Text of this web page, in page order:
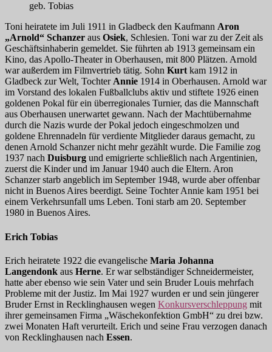
geb. Tobias
Toni heiratete im Juli 1911 in Gladbeck den Kaufmann Aron
„Arnold“ Schanzer aus Osiek, Schlesien. Toni war zu der Zeit als
Geschäftsinhaberin gemeldet. Sie führten ab 1913 gemeinsam ein
Kino, das Apollo-Theater in Oberhausen, mit 800 Plätzen. Arnold
war außerdem im Filmvertrieb tätig. Sohn Kurtkam 1912 in
Gladbeck zur Welt, TochterAnnie 1914 in Oberhausen. Arnold war
im Vorstand des lokalen Fußballclubs aktiv und stiftete 1926 einen
goldenen Pokal für ein überregionales Turnier, das die Mannschaft
aus Oberhausen unerwartet gewann. Nach der Machtübernahme
durch die Nazis wurde der Pokal jedoch eingeschmolzen und
goldene Ehrennadeln für verdiente Mitglieder daraus gemacht, zu
denen Arnold Schanzer nicht mehr gezählt wurde. Die Familie zog
1937 nach Duisburg und emigrierte schließlich nach Argentinien,
zuerst die Kinder und im Januar 1940 auch die Eltern. Aron
Schanzer starb angeblich im September 1948, wurde aber offenbar
nicht in Buenos Aires beerdigt. Seine Tochter Annie kam 1951 bei
einem Verkehrsunfall ums Leben. Toni starb am 20. September
1980 in Buenos Aires.
Erich Tobias
Erich heiratete 1922 die evangelische Maria Johanna
Langendonk aus Herne. Er war selbständiger Schneidermeister,
hatte aber ebenso wie sein Vater und sein Bruder Louis mehrfach
Probleme mit der Justiz. Im Mai 1927 wurden er und sein jüngerer
Bruder Ernst in Recklinghausen wegen Konkursverschleppung mit
ihrer gemeinsamen Firma „Wäschekonfektion GmbH“ zu drei bzw.
zwei Monaten Haft verurteilt. Erich und seine Frau verzogen danach
von Recklinghausen nach Essen.